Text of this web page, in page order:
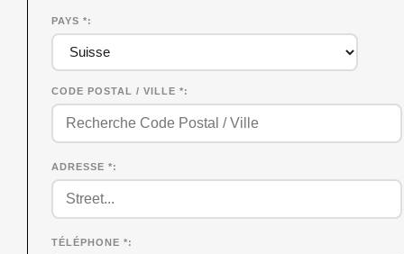
PAYS *
CODE POSTAL / VILLE *
ADRESSE *
TÉLÉPHONE *